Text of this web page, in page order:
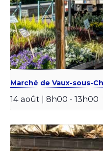
Marché de Vaux-sous-
14 août | 8h00 - 13h00